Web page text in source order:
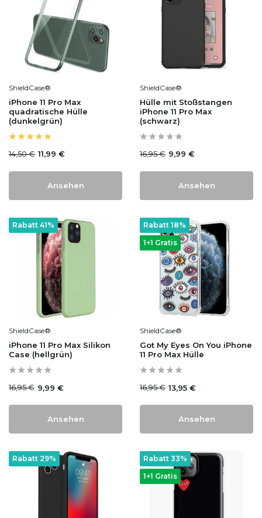
ShieldCase®
iPhone 11 Pro Max
quadratische Hülle
(dunkelgrün)
14,50 € 11,99 €
Ansehen
ShieldCase®
Hülle mit Stoßstangen
iPhone 11 Pro Max
(schwarz)
16,95 € 9,99 €
Ansehen
Rabatt 41%
ShieldCase®
iPhone 11 Pro Max Silikon
Case (hellgrün)
16,95 € 9,99 €
Ansehen
1+1 Gratis
Rabatt 18%
ShieldCase®
Got My Eyes On You iPhone
11 Pro Max Hülle
16,95 € 13,95 €
Ansehen
Rabatt 29%
1+1 Gratis
Rabatt 33%